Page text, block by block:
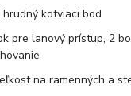
kotviaci bod
pre lanový prístup, 2
na ramenných a